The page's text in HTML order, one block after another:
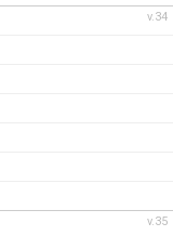
v.34
v.35